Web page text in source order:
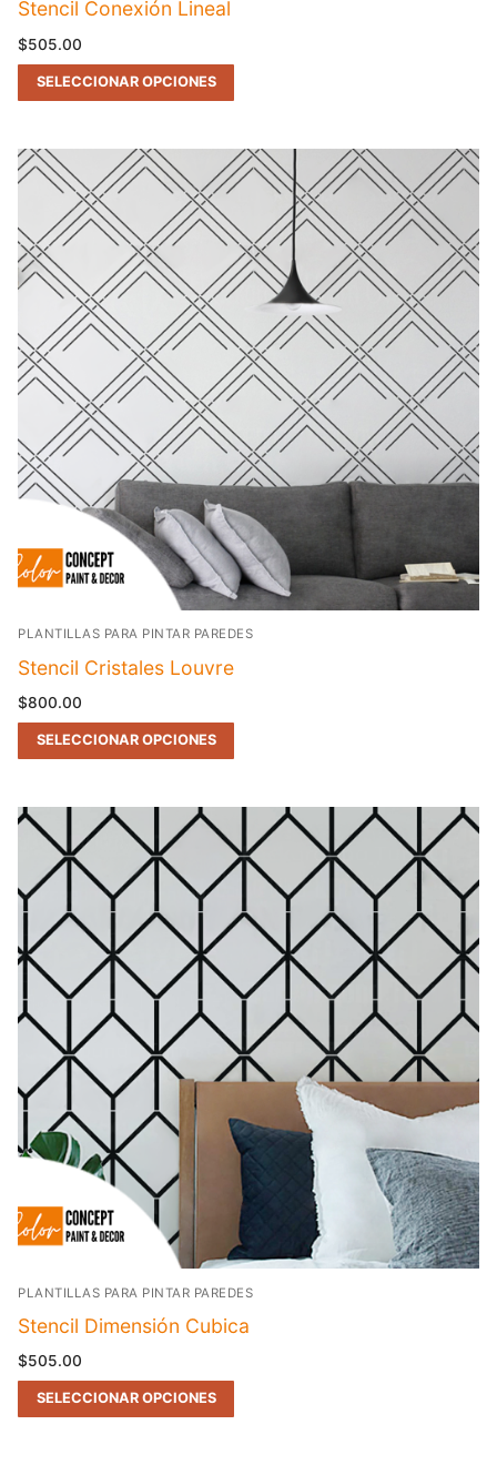
Stencil Conexión Lineal
$505.00
SELECCIONAR OPCIONES
PLANTILLAS PARA PINTAR PAREDES
Stencil Cristales Louvre
$800.00
SELECCIONAR OPCIONES
PLANTILLAS PARA PINTAR PAREDES
Stencil Dimensión Cubica
$505.00
SELECCIONAR OPCIONES